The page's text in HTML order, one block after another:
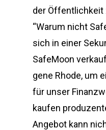
der Öffentlichkeit
“Warum nicht
sich in einer
SafeMoon
gene Rhode, um
für unser
kaufen
Angebot kann